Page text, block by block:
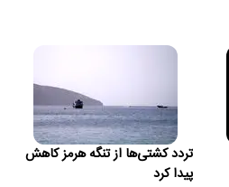
تردد کشتی‌ها از تنگه هرمز کاهش
پیدا کرد